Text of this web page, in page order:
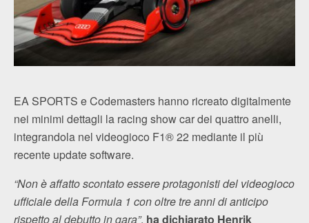
EA SPORTS e Codemasters hanno ricreato digitalmente
nei minimi dettagli la racing show car dei quattro anelli,
integrandola nel videogioco F1® 22 mediante il più
recente update software.
“Non è affatto scontato essere protagonisti del videogioco
ufficiale della Formula 1 con oltre tre anni di anticipo
rispetto al debutto in gara”, ha dichiarato Henrik